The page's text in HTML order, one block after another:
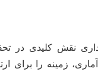
نقش کلیدی در
زمینه را